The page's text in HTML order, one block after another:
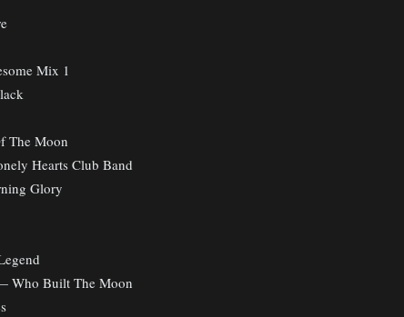
Mix 1
The Moon
Hearts Club Band
Glory
Who Built The Moon